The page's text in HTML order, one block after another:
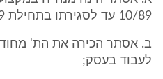
10/89 עד לסגירתו בתחילת 5/99;
לעבוד בעסק;